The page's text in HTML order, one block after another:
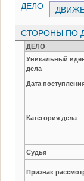
ДЕЛО
СТОРОНЫ ПО
ДЕЛО
Уникальный
дела
Дата
Категория дела
Судья
Признак